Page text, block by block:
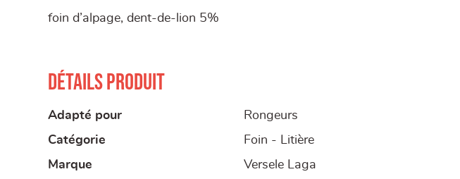
foin d’alpage, dent-de-lion 5%
Détails produit
Adapté pour
Rongeurs
Catégorie
Foin - Litière
Marque
Versele Laga